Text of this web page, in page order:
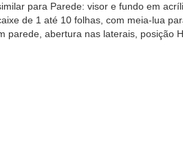
para Parede: visor e fundo em
de 1 até 10 folhas, com meia-lua
parede, abertura nas laterais, posição